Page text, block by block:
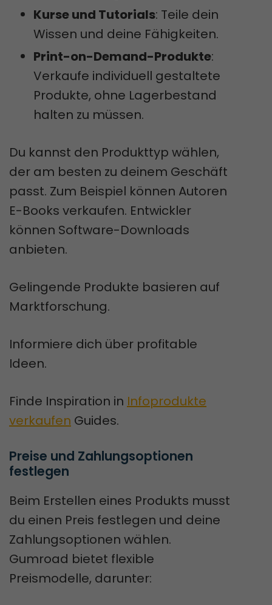
Kurse und Tutorials: Teile dein
Wissen und deine Fähigkeiten.
Print-on-Demand-Produkte:
Verkaufe individuell gestaltete
Produkte, ohne Lagerbestand
halten zu müssen.
Du kannst den Produkttyp wählen,
der am besten zu deinem Geschäft
passt. Zum Beispiel können Autoren
E-Books verkaufen. Entwickler
können Software-Downloads
anbieten.
Gelingende Produkte basieren auf
Marktforschung.
Informiere dich über profitable
Ideen.
Finde Inspiration in Infoprodukte
verkaufen Guides.
Preise und Zahlungsoptionen
festlegen
Beim Erstellen eines Produkts musst
du einen Preis festlegen und deine
Zahlungsoptionen wählen.
Gumroad bietet flexible
Preismodelle, darunter: